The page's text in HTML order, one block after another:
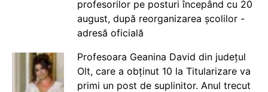
profesorilor pe posturi începând cu 20
august, după reorganizarea școlilor -
adresă oficială
Profesoara Geanina David din județul
Olt, care a obținut 10 la Titularizare va
primi un post de suplinitor. Anul trecut